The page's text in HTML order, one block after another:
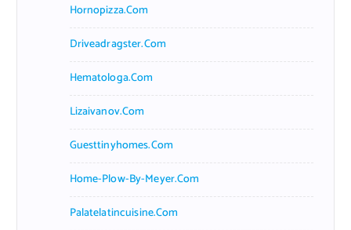
Hornopizza.com
Driveadragster.com
Hematologa.com
Lizaivanov.com
Guesttinyhomes.com
Home-Plow-By-Meyer.com
Palatelatincuisine.com